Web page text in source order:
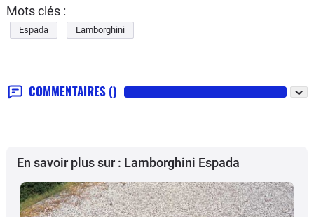
Mots clés :
Espada Lamborghini
COMMENTAIRES ()
En savoir plus sur : Lamborghini Espada